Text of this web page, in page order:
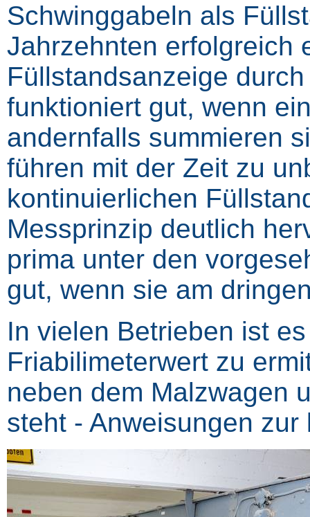
Schwinggabeln als
Jahrzehnten erfolgreich
Füllstandsanzeige
funktioniert gut, wenn
andernfalls summieren
führen mit der Zeit zu
kontinuierlichen
Messprinzip deutlich
prima unter den
gut, wenn sie am
In vielen Betrieben ist
Friabilimeterwert zu
neben dem Malzwagen
steht ‑ Anweisungen